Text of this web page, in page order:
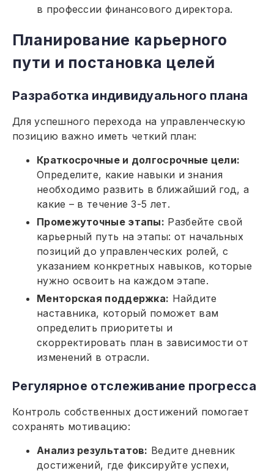
в профессии финансового директора.
Планирование карьерного
пути и постановка целей
Разработка индивидуального плана
Для успешного перехода на управленческую
позицию важно иметь четкий план:
Краткосрочные и долгосрочные цели:
Определите, какие навыки и знания
необходимо развить в ближайший год, а
какие – в течение 3-5 лет.
Промежуточные этапы: Разбейте свой
карьерный путь на этапы: от начальных
позиций до управленческих ролей, с
указанием конкретных навыков, которые
нужно освоить на каждом этапе.
Менторская поддержка: Найдите
наставника, который поможет вам
определить приоритеты и
скорректировать план в зависимости от
изменений в отрасли.
Регулярное отслеживание прогресса
Контроль собственных достижений помогает
сохранять мотивацию:
Анализ результатов: Ведите дневник
достижений, где фиксируйте успехи,